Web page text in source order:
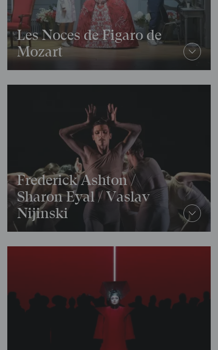
Les Noces de Figaro de
Mozart
Frederick Ashton /
Sharon Eyal / Vaslav
Nijinski